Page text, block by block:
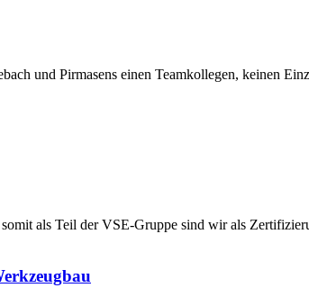
und Pirmasens einen Teamkollegen, keinen
als Teil der VSE-Gruppe sind wir als